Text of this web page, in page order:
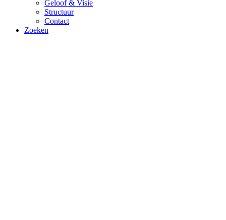
Geloof & Visie
Structuur
Contact
Zoeken